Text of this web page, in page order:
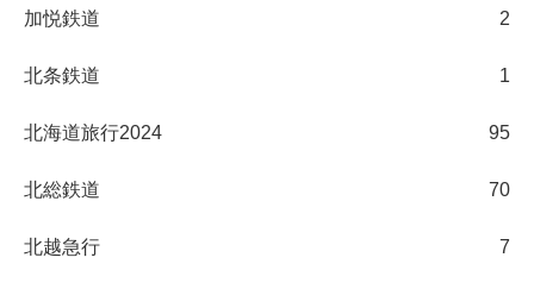
加悦鉄道 2
北条鉄道 1
北海道旅行2024 95
北総鉄道 70
北越急行 7